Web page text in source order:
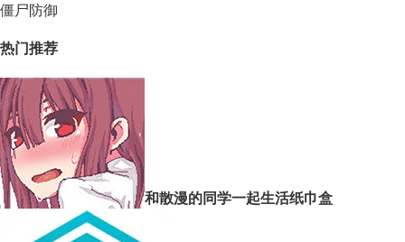
僵尸防御
热门推荐
和散漫的同学一起生活纸巾盒